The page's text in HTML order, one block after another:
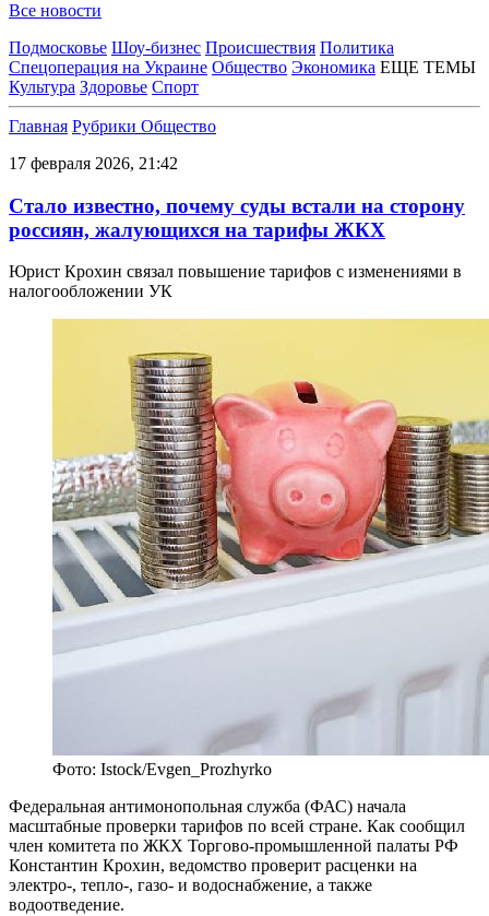
Все новости
Подмосковье Шоу-бизнес Происшествия Политика
Спецоперация на Украине Общество Экономика ЕЩЕ ТЕМЫ
Культура Здоровье Спорт
Главная Рубрики Общество
17 февраля 2026, 21:42
Стало известно, почему суды встали на сторону
россиян, жалующихся на тарифы ЖКХ
Юрист Крохин связал повышение тарифов с изменениями в
налогообложении УК
Фото: Istock/Evgen_Prozhyrko
Федеральная антимонопольная служба (ФАС) начала
масштабные проверки тарифов по всей стране. Как сообщил
член комитета по ЖКХ Торгово-промышленной палаты РФ
Константин Крохин, ведомство проверит расценки на
электро-, тепло-, газо- и водоснабжение, а также
водоотведение.